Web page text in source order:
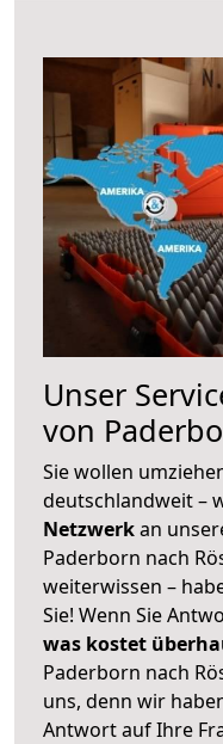
Unser
von
Sie wollen
deutschlandweit –
Netzwerkan
Paderborn nach
weiterwissen –
Sie! Wenn Sie
was kostet
Paderborn nach
uns, denn wir
Antwort auf Ihre